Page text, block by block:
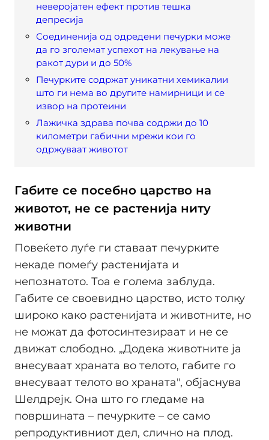
неверојатен ефект против тешка
депресија
Соединенија од одредени печурки може
да го зголемат успехот на лекување на
ракот дури и до 50%
Печурките содржат уникатни хемикалии
што ги нема во другите намирници и се
извор на протеини
Лажичка здрава почва содржи до 10
километри габични мрежи кои го
одржуваат животот
Габите се посебно царство на
животот, не се растенија ниту
животни
Повеќето луѓе ги ставаат печурките
некаде помеѓу растенијата и
непознатото. Тоа е голема заблуда.
Габите се своевидно царство, исто толку
широко како растенијата и животните, но
не можат да фотосинтезираат и не се
движат слободно. „Додека животните ја
внесуваат храната во телото, габите го
внесуваат телото во храната", објаснува
Шелдрејк. Она што го гледаме на
површината – печурките – се само
репродуктивниот дел, слично на плод.